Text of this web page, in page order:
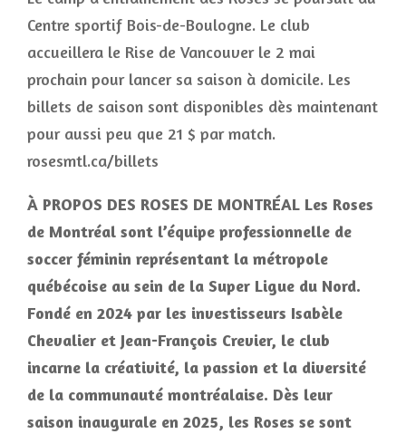
Centre sportif Bois-de-Boulogne. Le club
accueillera le Rise de Vancouver le 2 mai
prochain pour lancer sa saison à domicile. Les
billets de saison sont disponibles dès maintenant
pour aussi peu que 21 $ par match.
rosesmtl.ca/billets
À PROPOS DES ROSES DE MONTRÉAL Les Roses
de Montréal sont l’équipe professionnelle de
soccer féminin représentant la métropole
québécoise au sein de la Super Ligue du Nord.
Fondé en 2024 par les investisseurs Isabèle
Chevalier et Jean-François Crevier, le club
incarne la créativité, la passion et la diversité
de la communauté montréalaise. Dès leur
saison inaugurale en 2025, les Roses se sont